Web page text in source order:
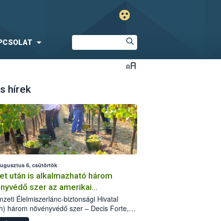
hírek
6, csütörtök
után is alkalmazható három
szer az amerikai
ellen
Élelmiszerlánc-biztonsági Hivatal
három növényvédő szer – Decis Forte,
24 EW, Oroganic – engedélyokiratát